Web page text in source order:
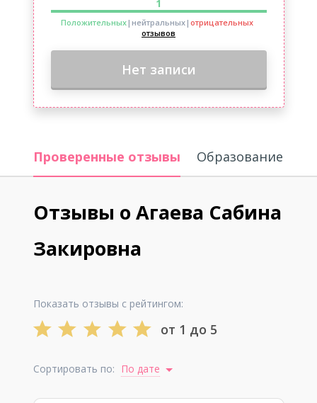
1
Положительных|нейтральных| отрицательных
отзывов
Нет записи
Проверенные отзывы Образование
Отзывы о Агаева Сабина
Закировна
Показать отзывы с рейтингом:
от 1 до 5
Сортировать по: По дате